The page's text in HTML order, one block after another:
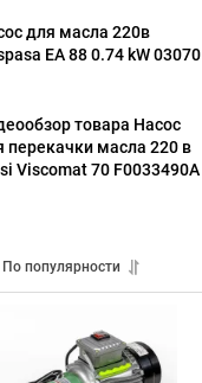
масла 12 В
масла 220 В
масла 24 В
бензина 220 В
дизельного топлива Piusi
для масла 220в
EA 88 0.74 kW 03070
товара Насос
перекачки масла 220 в
Viscomat 70 F0033490A
По популярности